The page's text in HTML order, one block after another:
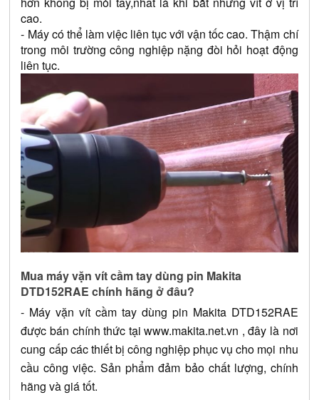
cao.
- Máy có thể làm việc liên tục với vận tốc cao. Thậm chí
trong môi trường công nghiệp nặng đòi hỏi hoạt động
liên tục.
Mua máy vặn vít cầm tay dùng pin Makita
DTD152RAE chính hãng ở đâu?
- Máy vặn vít cầm tay dùng pin Makita DTD152RAE
được bán chính thức tại www.makita.net.vn , đây là nơi
cung cấp các thiết bị công nghiệp phục vụ cho mọi nhu
cầu công việc. Sản phẩm đảm bảo chất lượng, chính
hãng và giá tốt.